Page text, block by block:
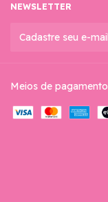
NEWSLETTER
Meios de pagamento